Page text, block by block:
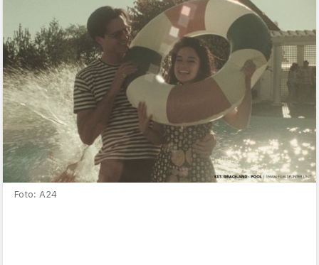
Foto: A24